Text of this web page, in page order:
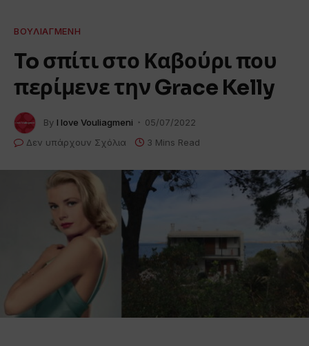
ΒΟΥΛΙΑΓΜΈΝΗ
To σπίτι στο Καβούρι που
περίμενε την Grace Kelly
By I love Vouliagmeni
05/07/2022
Δεν υπάρχουν Σχόλια
3 Mins Read